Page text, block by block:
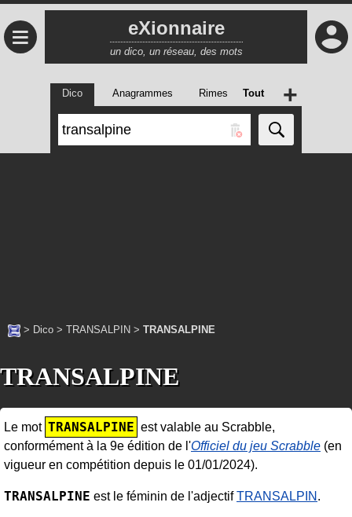
≡ eXionnaire
un dico, un réseau, des mots
Dico Anagrammes Rimes Tout +
> Dico > TRANSALPIN > TRANSALPINE
TRANSALPINE
Le mot TRANSALPINE est valable au Scrabble,
conformément à la 9e édition de l'Officiel du jeu Scrabble (en
vigueur en compétition depuis le 01/01/2024).
TRANSALPINE est le féminin de l'adjectifTRANSALPIN .